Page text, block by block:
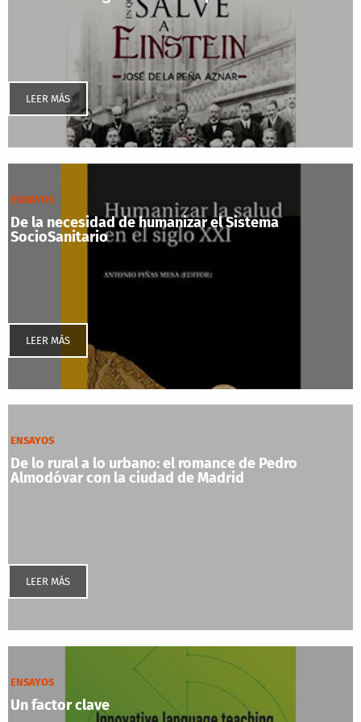
LEER MÁS
ENSAYOS
De la necesidad de humanizar el Sistema
SocioSanitario
LEER MÁS
ENSAYOS
De lo rural a lo urbano: el romance de Pedro
Almodóvar con la ciudad de Madrid
LEER MÁS
ENSAYOS
Un factor clave